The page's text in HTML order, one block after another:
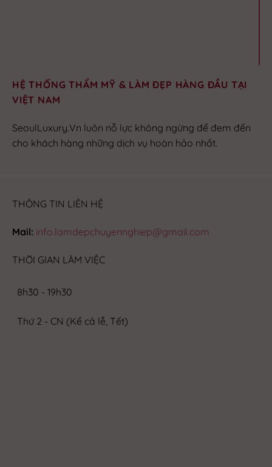
HỆ THỐNG THẨM MỸ & LÀM ĐẸP HÀNG ĐẦU TẠI
VIỆT NAM
SeoulLuxury.Vn luôn nỗ lực không ngừng để đem đến
cho khách hàng những dịch vụ hoàn hảo nhất.
THÔNG TIN LIÊN HỆ
Mail: info.lamdepchuyennghiep@gmail.com
THỜI GIAN LÀM VIỆC
8h30 - 19h30
Thứ 2 - CN (Kể cả lễ, Tết)